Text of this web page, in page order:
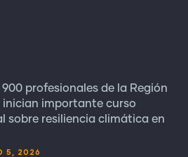
900 profesionales de la Región
inician importante curso
sobre resiliencia climática en
5, 2026